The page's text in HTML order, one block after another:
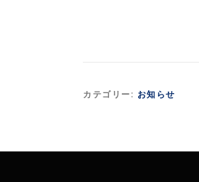
カテゴリー: お知らせ